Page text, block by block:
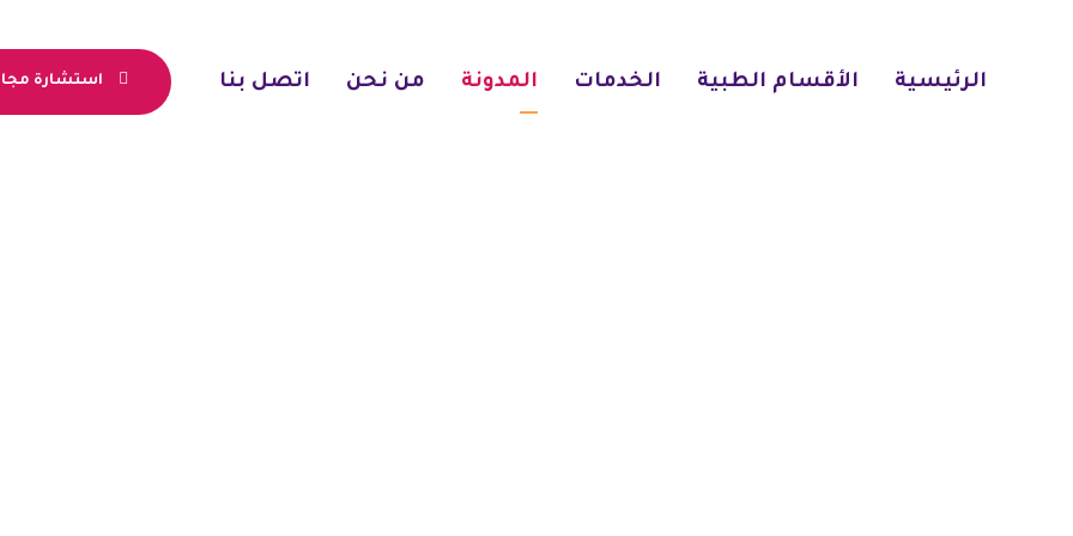
الرئيسية الأقسام الطبية الخدمات المدونة من نحن اتصل بنا استشارة